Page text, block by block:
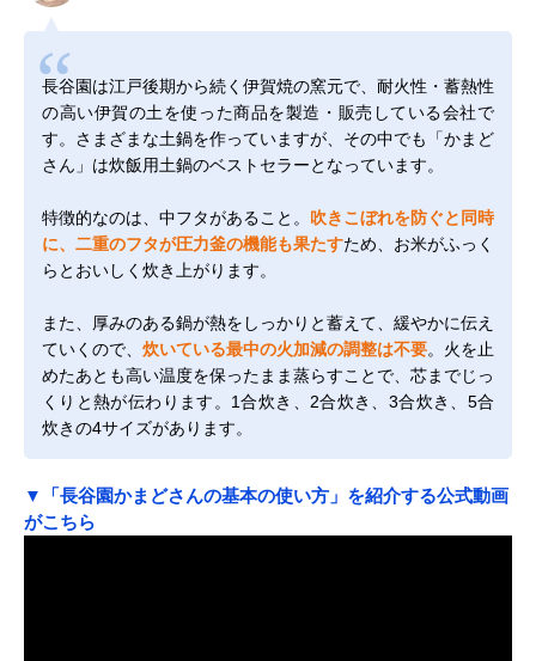
長谷園は江戸後期から続く伊賀焼の窯元で、耐火性・蓄熱性
の高い伊賀の土を使った商品を製造・販売している会社で
す。さまざまな土鍋を作っていますが、その中でも「かまど
さん」は炊飯用土鍋のベストセラーとなっています。
特徴的なのは、中フタがあること。 吹きこぼれを防ぐと同時
に、二重のフタが圧力釜の機能も果たすため、お米がふっく
らとおいしく炊き上がります。
また、厚みのある鍋が熱をしっかりと蓄えて、緩やかに伝え
ていくので、 炊いている最中の火加減の調整は不要。火を止
めたあとも高い温度を保ったまま蒸らすことで、芯までじっ
くりと熱が伝わります。1合炊き、2合炊き、3合炊き、5合
炊きの4サイズがあります。
▼「長谷園かまどさんの基本の使い方」を紹介する公式動画
がこちら